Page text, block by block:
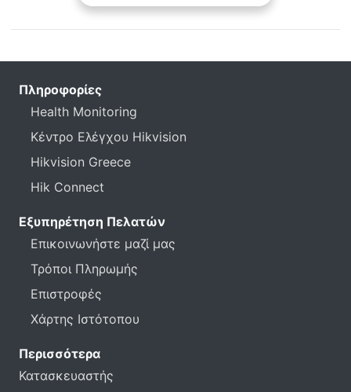
Πληροφορίες
Health Monitoring
Κέντρο Ελέγχου Hikvision
Hikvision Greece
Hik Connect
Εξυπηρέτηση Πελατών
Επικοινωνήστε μαζί μας
Τρόποι Πληρωμής
Επιστροφές
Χάρτης Ιστότοπου
Περισσότερα
Κατασκευαστής